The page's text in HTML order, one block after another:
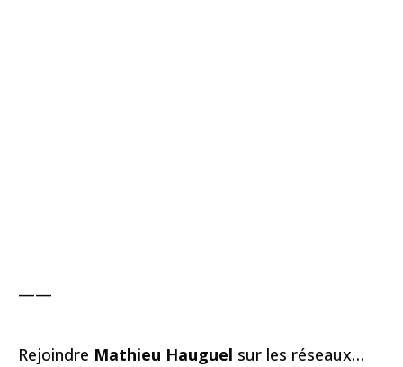
——
Rejoindre Mathieu Hauguel sur les réseaux…